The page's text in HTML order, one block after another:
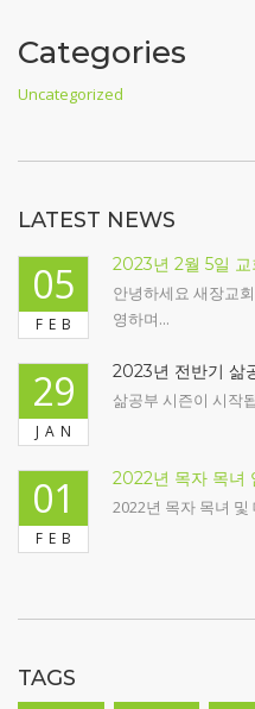
Categories
Uncategorized
LATEST NEWS
05
FEB
2023년 2월 5일 교
안녕하세요 새장교
영하며...
29
JAN
2023년 전반기 삶
삶공부 시즌이 시작
01
FEB
2022년 목자 목녀
2022년 목자 목녀 및
TAGS